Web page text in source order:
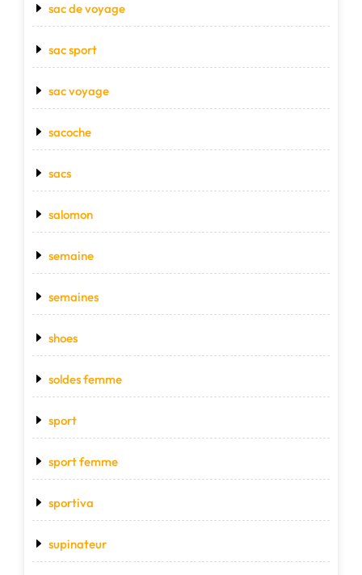
sac de voyage
sac sport
sac voyage
sacoche
sacs
salomon
semaine
semaines
shoes
soldes femme
sport
sport femme
sportiva
supinateur